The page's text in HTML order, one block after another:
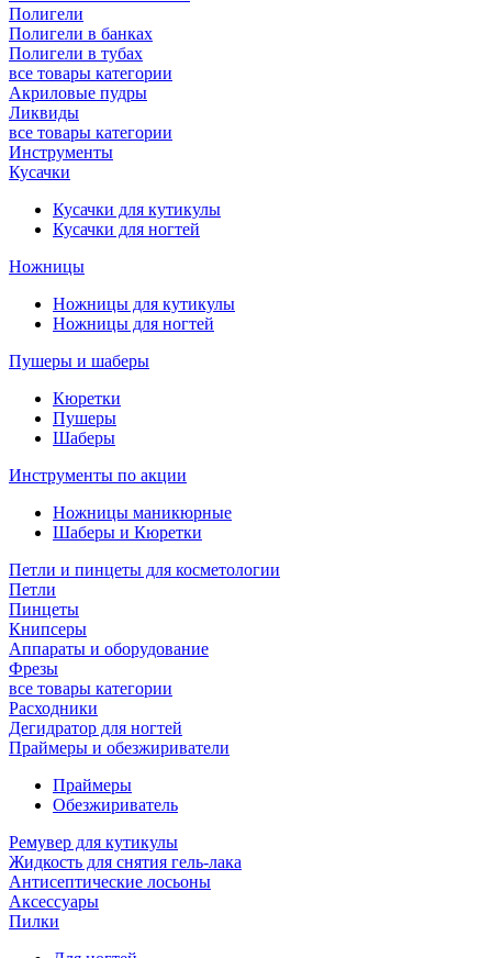
Полигели
Полигели в банках
Полигели в тубах
все товары категории
Акриловые пудры
Ликвиды
все товары категории
Инструменты
Кусачки
Кусачки для кутикулы
Кусачки для ногтей
Ножницы
Ножницы для кутикулы
Ножницы для ногтей
Пушеры и шаберы
Кюретки
Пушеры
Шаберы
Инструменты по акции
Ножницы маникюрные
Шаберы и Кюретки
Петли и пинцеты для косметологии
Петли
Пинцеты
Книпсеры
Аппараты и оборудование
Фрезы
все товары категории
Расходники
Дегидратор для ногтей
Праймеры и обезжириватели
Праймеры
Обезжириватель
Ремувер для кутикулы
Жидкость для снятия гель-лака
Антисептические лосьоны
Аксессуары
Пилки